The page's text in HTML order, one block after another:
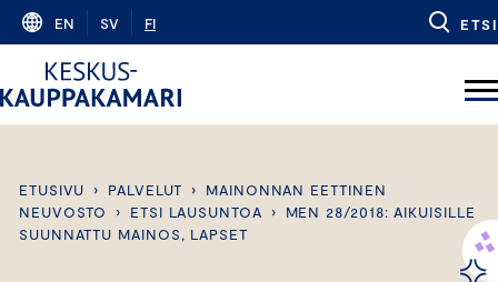
Skip
content
EN SV FI ETSI
ETUSIVU › PALVELUT ›
MAINONNAN EETTINEN
NEUVOSTO
› ETSI LAUSUNTOA ›
MEN 28/2018: AIKUISILLE
SUUNNATTU MAINOS, LAPSET